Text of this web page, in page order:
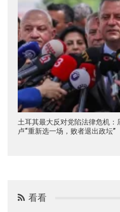
土耳其最大反对党陷法律危机
卢“重新选一场，败者退出政坛”
看看